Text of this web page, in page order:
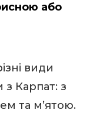
або
види
з Карпат: з
та м’ятою.